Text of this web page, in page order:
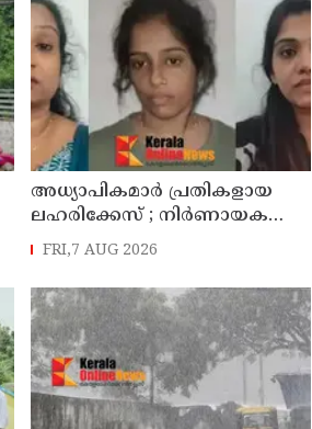
അധ്യാപികമാര്‍ പ്രതികളായ
ലഹരിക്കേസ് ; നിർണായക
ചാറ്റുകളും ചിത്രങ്ങളും
FRI,7 AUG 2026